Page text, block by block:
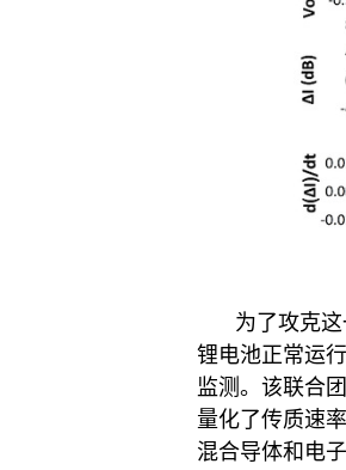
为了攻克
锂电池正常运行
监测。该联合
量化了传质速
混合导体和电子